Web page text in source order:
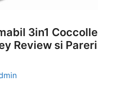
3in1 Coccolle
Review si Pareri